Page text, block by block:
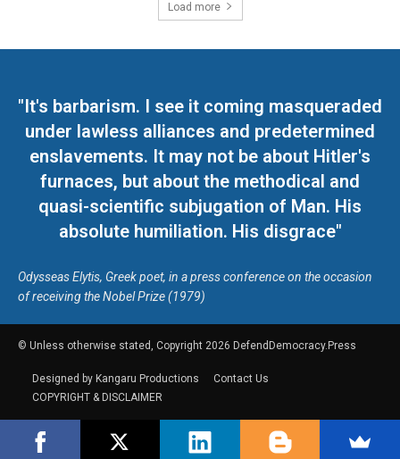
Load more
"It's barbarism. I see it coming masqueraded
under lawless alliances and predetermined
enslavements. It may not be about Hitler's
furnaces, but about the methodical and
quasi-scientific subjugation of Man. His
absolute humiliation. His disgrace"
Odysseas Elytis, Greek poet, in a press conference on the occasion
of receiving the Nobel Prize (1979)
© Unless otherwise stated, Copyright 2026 DefendDemocracy.Press
Designed by Kangaru Productions
Contact Us
COPYRIGHT & DISCLAIMER